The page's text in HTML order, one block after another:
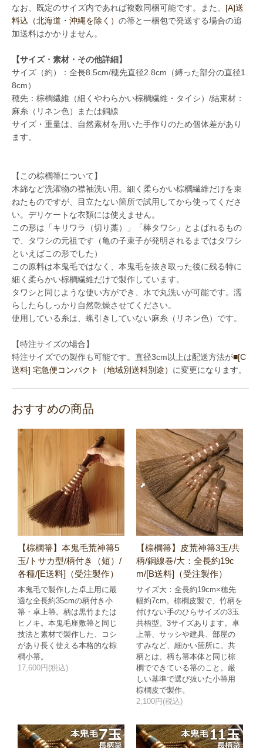
なお、既定のサイズ内であれば複数同梱可能です。また、 [A]送
料込（北海道・沖縄を除く） の箒と一梱包で発送する場合の追
加送料はかかりません。
【サイズ・素材・その他詳細】
サイズ（約）：全長8.5cm/穂先直径2.8cm（縛った部分の直径1.
8cm）
穂先：棕櫚繊維（細くやわらかい棕櫚繊維・タイシ）/結束材：
麻糸（リネン色）または銅線
サイズ・重量は、自然素材を用いた手作りのため個体差があり
ます。
【この棕櫚箒について】
木綿など洗濯物の襟袖洗い用。細く柔らかい棕櫚繊維だけを束
ねたものですが、目立たない箇所で試用してから使ってくださ
い。デリケートな衣類には使えません。
この形は「キリワラ（切り藁）」「棒タワシ」とよばれるもの
で、タワシの元祖です（亀の子束子が発明されるまではタワシ
といえばこの形でした）
この原料は本鬼毛ではなく、本鬼毛を抜き取った後に残る特に
細く柔らかい棕櫚繊維だけで製作しています。
タワシと同じような使い方ができ、水で丸洗いが可能です。濡
らしたらしっかり自然乾燥させてください。
使用している糸は、蝋引きしていない麻糸（リネン色）です。
【特注サイズの場合】
特注サイズでの製作も可能です。直径3cm以上は配送方法が■[C
送料] 宅急便コンパクト（地域別送料別途） に変更になります。
おすすめの商品
【棕櫚箒】本鬼毛荒神箒5
玉/トサカ型/柄付き（短）/
各種/[E送料]（受注製作）
本鬼毛で製作した卓上用に最
適な全長約35cmの柄付き小
箒・卓上箒。柄は黒竹または
ヒノキ。本鬼毛座敷箒と同じ
技法と素材で製作した、コシ
があり長く使える本格的な棕
櫚小箒。
17,600円(税込)
【棕櫚箒】皮荒神箒3玉/共
柄/銅線巻/大：全長約19c
m/[B送料]（受注製作）
サイズ大：全長約19cm×穂先
幅約7cm。棕櫚皮製で、竹柄を
付けない手のひらサイズの3玉
共柄型。3サイズあります。卓
上箒、サッシや建具、部屋の
すみなど、細かい箇所に。共
柄とは、柄も箒本体と同じ棕
櫚でできている箒のこと。厳
しい基準で選び抜いた小箒用
棕櫚皮で製作。
2,100円(税込)